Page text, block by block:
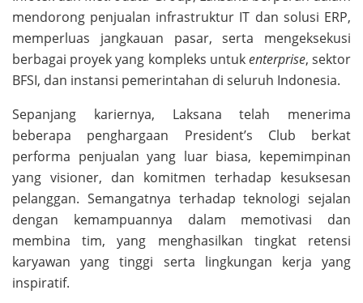
mendorong penjualan infrastruktur IT dan solusi ERP,
memperluas jangkauan pasar, serta mengeksekusi
berbagai proyek yang kompleks untukenterprise, sektor
BFSI, dan instansi pemerintahan di seluruh Indonesia.
Sepanjang kariernya, Laksana telah menerima
beberapa penghargaan President’s Club berkat
performa penjualan yang luar biasa, kepemimpinan
yang visioner, dan komitmen terhadap kesuksesan
pelanggan. Semangatnya terhadap teknologi sejalan
dengan kemampuannya dalam memotivasi dan
membina tim, yang menghasilkan tingkat retensi
karyawan yang tinggi serta lingkungan kerja yang
inspiratif.